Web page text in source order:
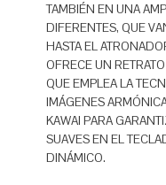
TAMBIÉN EN UNA
DIFERENTES, QUE
HASTA EL
OFRECE UN
QUE EMPLEA LA
IMÁGENES
KAWAI PARA
SUAVES EN EL
DINÁMICO.